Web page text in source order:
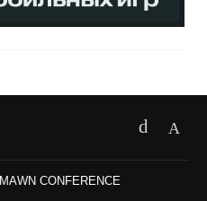
WN CONFERENCE